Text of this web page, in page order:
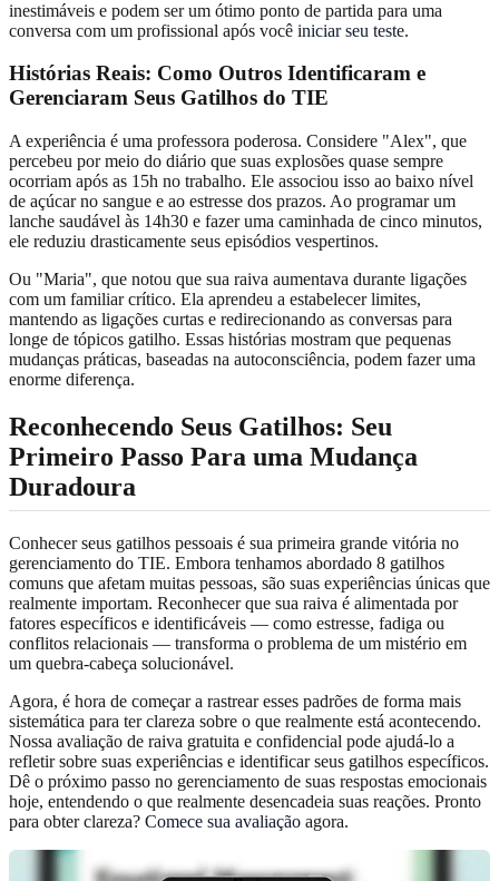
inestimáveis e podem ser um ótimo ponto de partida para uma
conversa com um profissional após você iniciar seu teste.
Histórias Reais: Como Outros Identificaram e
Gerenciaram Seus Gatilhos do TIE
A experiência é uma professora poderosa. Considere "Alex", que
percebeu por meio do diário que suas explosões quase sempre
ocorriam após as 15h no trabalho. Ele associou isso ao baixo nível
de açúcar no sangue e ao estresse dos prazos. Ao programar um
lanche saudável às 14h30 e fazer uma caminhada de cinco minutos,
ele reduziu drasticamente seus episódios vespertinos.
Ou "Maria", que notou que sua raiva aumentava durante ligações
com um familiar crítico. Ela aprendeu a estabelecer limites,
mantendo as ligações curtas e redirecionando as conversas para
longe de tópicos gatilho. Essas histórias mostram que pequenas
mudanças práticas, baseadas na autoconsciência, podem fazer uma
enorme diferença.
Reconhecendo Seus Gatilhos: Seu
Primeiro Passo Para uma Mudança
Duradoura
Conhecer seus gatilhos pessoais é sua primeira grande vitória no
gerenciamento do TIE. Embora tenhamos abordado 8 gatilhos
comuns que afetam muitas pessoas, são suas experiências únicas que
realmente importam. Reconhecer que sua raiva é alimentada por
fatores específicos e identificáveis — como estresse, fadiga ou
conflitos relacionais — transforma o problema de um mistério em
um quebra-cabeça solucionável.
Agora, é hora de começar a rastrear esses padrões de forma mais
sistemática para ter clareza sobre o que realmente está acontecendo.
Nossa avaliação de raiva gratuita e confidencial pode ajudá-lo a
refletir sobre suas experiências e identificar seus gatilhos específicos.
Dê o próximo passo no gerenciamento de suas respostas emocionais
hoje, entendendo o que realmente desencadeia suas reações. Pronto
para obter clareza? Comece sua avaliação agora.